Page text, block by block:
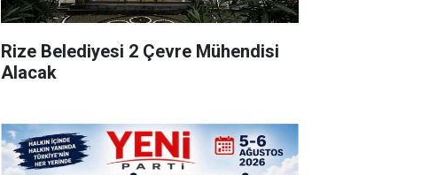
Rize Belediyesi 2 Çevre Mühendisi
Alacak